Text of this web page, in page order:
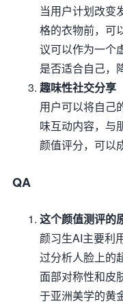
当用户计划改变
格的衣物前，可
议可以作为一个
是否适合自己，
趣味性社交分享
用户可以将自己
味互动内容，与
颜值评分，可以
QA
这个颜值测评的
颜习生AI主要利
过分析人脸上的
面部对称性和皮
于亚洲美学的黄